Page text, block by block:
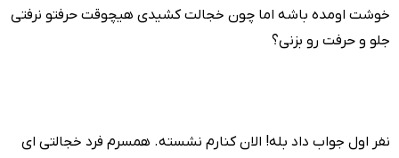
خوشت اومده باشه اما چون خجالت کشیدی هیچوقت حرفتو نرفتی
جلو و حرفت رو بزنی؟
نفر اول جواب داد بله! الان کنارم نشسته. همسرم فرد خجالتی ای